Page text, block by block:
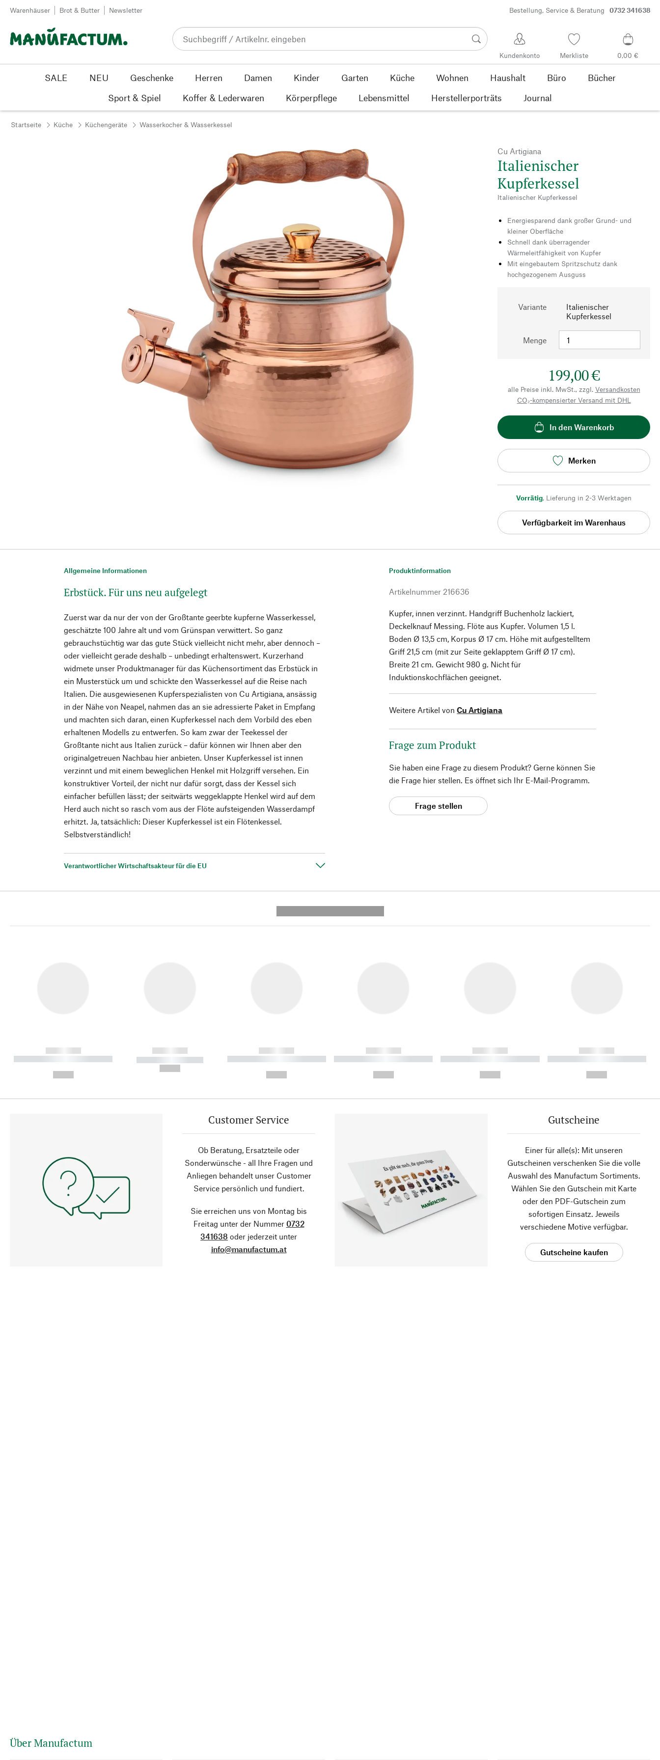
Zum Inhalt springen
Warenhäuser Brot & Butter Newsletter Bestellung, Service & Beratung 0732 341638
Kundenkonto Merkliste 0,00 €
SALE NEU Geschenke Herren Damen Kinder Garten Küche Wohnen Haushalt Büro
Bücher
Sport & Spiel
Koffer & Lederwaren Körperpflege Lebensmittel Herstellerporträts Journal
Startseite Küche Küchengeräte Wasserkocher & Wasserkessel
Cu Artigiana
Italienischer
Kupferkessel
Italienischer Kupferkessel
Energiesparend dank großer Grund- und
kleiner Oberfläche
Schnell dank überragender
Wärmeleitfähigkeit von Kupfer
Mit eingebautem Spritzschutz dank
hochgezogenem Ausguss
Variante
Italienischer
Kupferkessel
Menge
199,00 €
alle Preise inkl. MwSt., zzgl. Versandkosten
CO₂-kompensierter Versand mit DHL
In den Warenkorb
Merken
Vorrätig, Lieferung in 2-3 Werktagen
Verfügbarkeit im Warenhaus
Allgemeine Informationen
Erbstück. Für uns neu aufgelegt
Zuerst war da nur der von der Großtante geerbte kupferne Wasserkessel,
geschätzte 100 Jahre alt und vom Grünspan verwittert. So ganz
gebrauchstüchtig war das gute Stück vielleicht nicht mehr, aber dennoch –
oder vielleicht gerade deshalb – unbedingt erhaltenswert. Kurzerhand
widmete unser Produktmanager für das Küchensortiment das Erbstück in
ein Musterstück um und schickte den Wasserkessel auf die Reise nach
Italien. Die ausgewiesenen Kupferspezialisten von Cu Artigiana, ansässig
in der Nähe von Neapel, nahmen das an sie adressierte Paket in Empfang
und machten sich daran, einen Kupferkessel nach dem Vorbild des eben
erhaltenen Modells zu entwerfen. So kam zwar der Teekessel der
Großtante nicht aus Italien zurück – dafür können wir Ihnen aber den
originalgetreuen Nachbau hier anbieten. Unser Kupferkessel ist innen
verzinnt und mit einem beweglichen Henkel mit Holzgriff versehen. Ein
konstruktiver Vorteil, der nicht nur dafür sorgt, dass der Kessel sich
einfacher befüllen lässt; der seitwärts weggeklappte Henkel wird auf dem
Herd auch nicht so rasch vom aus der Flöte aufsteigenden Wasserdampf
erhitzt. Ja, tatsächlich: Dieser Kupferkessel ist ein Flötenkessel.
Selbstverständlich!
Verantwortlicher Wirtschaftsakteur für die EU
Produktinformation
Artikelnummer 216636
Kupfer, innen verzinnt. Handgriff Buchenholz lackiert,
Deckelknauf Messing. Flöte aus Kupfer. Volumen 1,5 l.
Boden Ø 13,5 cm, Korpus Ø 17 cm. Höhe mit aufgestelltem
Griff 21,5 cm (mit zur Seite geklapptem Griff Ø 17 cm).
Breite 21 cm. Gewicht 980 g. Nicht für
Induktionskochflächen geeignet.
Weitere Artikel von Cu Artigiana
Frage zum Produkt
Sie haben eine Frage zu diesem Produkt? Gerne können Sie
die Frage hier stellen. Es öffnet sich Ihr E-Mail-Programm.
Frage stellen
------------
----------- ----------- ----------
------------
----------- -----------
------------
----------- ----------- ----------
------------
----------- ----------- ----------
------------
----------- ----------- ----------
------------
----------- ----------- ----------
Customer Service
Ob Beratung, Ersatzteile oder
Sonderwünsche - all Ihre Fragen und
Anliegen behandelt unser Customer
Service persönlich und fundiert.
Sie erreichen uns von Montag bis
Freitag unter der Nummer 0732
341638 oder jederzeit unter
info@manufactum.at
Gutscheine
Einer für alle(s): Mit unseren
Gutscheinen verschenken Sie die volle
Auswahl des Manufactum Sortiments.
Wählen Sie den Gutschein mit Karte
oder den PDF-Gutschein zum
sofortigen Einsatz. Jeweils
verschiedene Motive verfügbar.
Gutscheine kaufen
Über Manufactum